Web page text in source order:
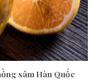
sâm Hàn Quốc